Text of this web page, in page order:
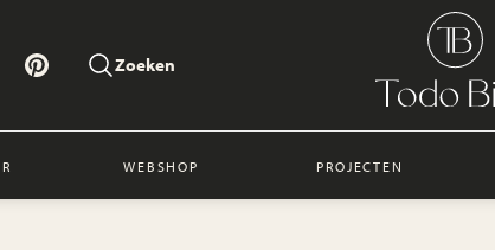
Zoeken
WEBSHOP PROJECTEN